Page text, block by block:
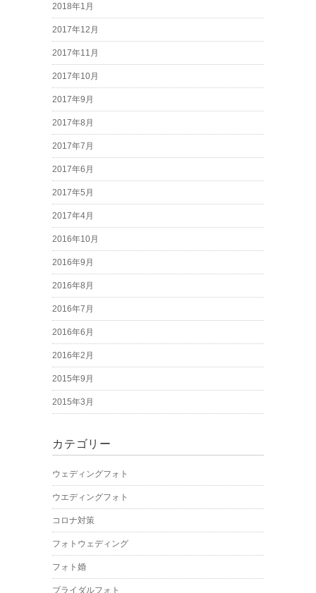
2018年1月
2017年12月
2017年11月
2017年10月
2017年9月
2017年8月
2017年7月
2017年6月
2017年5月
2017年4月
2016年10月
2016年9月
2016年8月
2016年7月
2016年6月
2016年2月
2015年9月
2015年3月
カテゴリー
ウェディングフォト
ウエディングフォト
コロナ対策
フォトウェディング
フォト婚
ブライダルフォト